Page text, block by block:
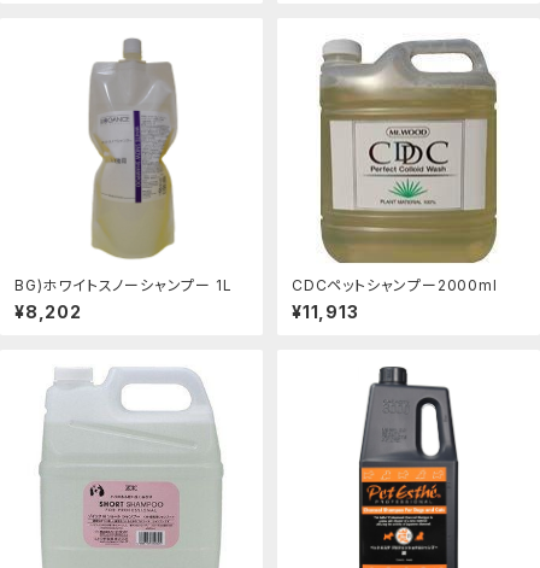
臥領域 取り外し可能なパッド展望
台 バスケット 天然麻紐の爪とぎポ
BG)ホワイトスノーシャンプー 1L
¥8,202
CDCペットシャンプー2000ml
¥11,913